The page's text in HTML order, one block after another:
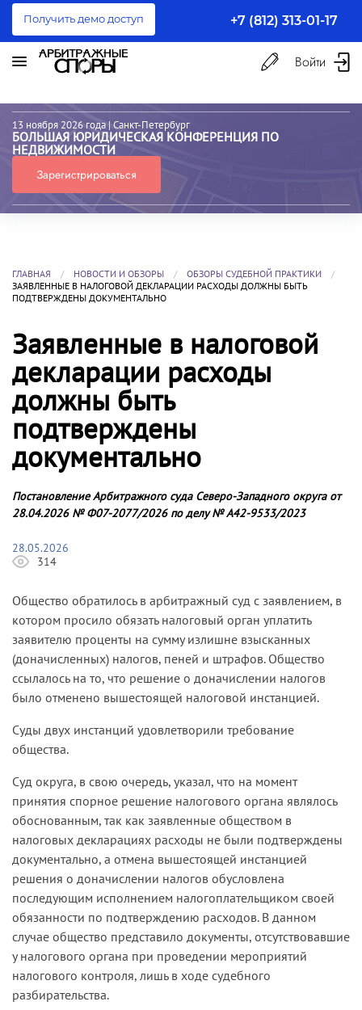
Получить демо доступ +7 (812) 313-01-17
Войти
13 ноября 2026 года | Санкт-Петербург
БОЛЬШАЯ ЮРИДИЧЕСКАЯ КОНФЕРЕНЦИЯ ПО
НЕДВИЖИМОСТИ
Зарегистрироваться
ГЛАВНАЯ НОВОСТИ И ОБЗОРЫ
ОБЗОРЫ СУДЕБНОЙ ПРАКТИКИ
ЗАЯВЛЕННЫЕ В НАЛОГОВОЙ ДЕКЛАРАЦИИ РАСХОДЫ ДОЛЖНЫ БЫТЬ
ПОДТВЕРЖДЕНЫ ДОКУМЕНТАЛЬНО
Заявленные в налоговой
декларации расходы
должны быть
подтверждены
документально
Постановление Арбитражного суда Северо-Западного округа от
28.04.2026 № Ф07-2077/2026 по делу № А42-9533/2023
28.05.2026
314
Общество обратилось в арбитражный суд с заявлением, в
котором просило обязать налоговый орган уплатить
заявителю проценты на сумму излишне взысканных
(доначисленных) налогов, пеней и штрафов. Общество
ссылалось на то, что решение о доначислении налогов
было отменено вышестоящей налоговой инстанцией.
Суды двух инстанций удовлетворили требование
общества.
Суд округа, в свою очередь, указал, что на момент
принятия спорное решение налогового органа являлось
обоснованным, так как заявленные обществом в
налоговых декларациях расходы не были подтверждены
документально, а отмена вышестоящей инстанцией
решения о доначислении налогов обусловлена
последующим исполнением налогоплательщиком своей
обязанности по подтверждению расходов. В данном
случае общество представило документы, отсутствовавшие
у налогового органа при проведении мероприятий
налогового контроля, лишь в ходе судебного
разбирательства.